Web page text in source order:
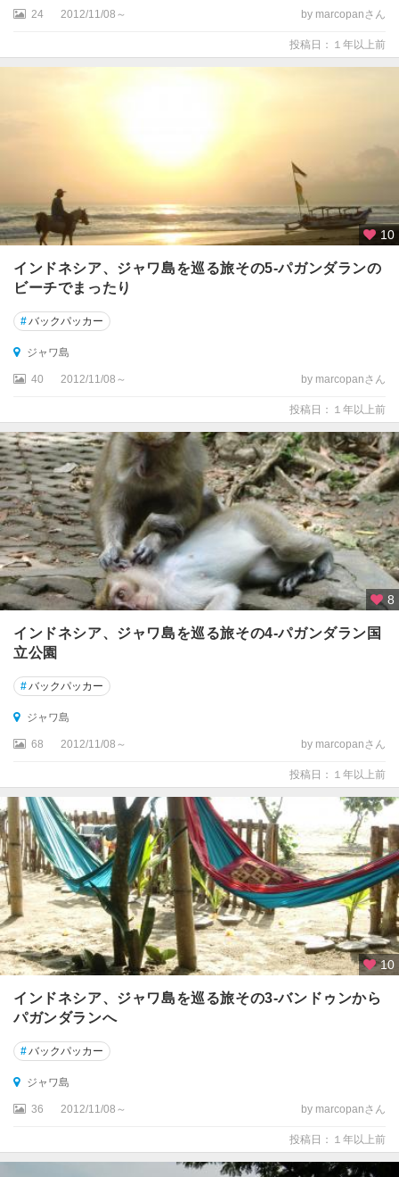
24 2012/11/08～ by marcopanさん
投稿日：１年以上前
10
インドネシア、ジャワ島を巡る旅その5-パガンダランの
ビーチでまったり
#バックパッカー
ジャワ島
40 2012/11/08～ by marcopanさん
投稿日：１年以上前
8
インドネシア、ジャワ島を巡る旅その4-パガンダラン国
立公園
#バックパッカー
ジャワ島
68 2012/11/08～ by marcopanさん
投稿日：１年以上前
10
インドネシア、ジャワ島を巡る旅その3-バンドゥンから
パガンダランへ
#バックパッカー
ジャワ島
36 2012/11/08～ by marcopanさん
投稿日：１年以上前